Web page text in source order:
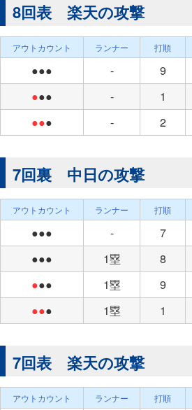
8回表 楽天の攻撃
アウトカウント ランナー 打順
●●● - 9
●●● - 1
●●● - 2
7回裏 中日の攻撃
アウトカウント ランナー 打順
●●● - 7
●●●
1塁 8
●●● 1塁 9
●●● 1塁 1
7回表 楽天の攻撃
アウトカウント ランナー 打順